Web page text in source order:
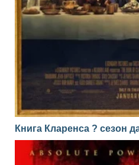
Книга Кларенса ? сезон